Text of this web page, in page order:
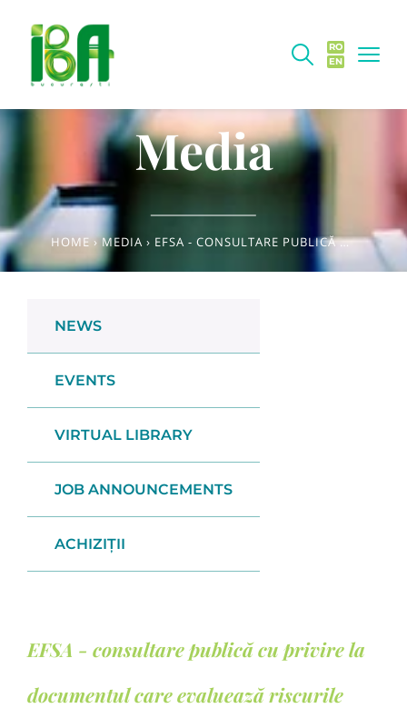
RO
EN
Media
HOME › MEDIA › EFSA - CONSULTARE PUBLICĂ CU PRIVIRE LA DOCUMENTUL CARE EVALUEAZĂ RISCURILE FOLOSIRII PRODUSELOR PENTRU PROTECȚIA PLANTELOR ASUPRA ALBINELOR
NEWS
EVENTS
VIRTUAL LIBRARY
JOB ANNOUNCEMENTS
ACHIZIȚII
EFSA - consultare publică cu privire la
documentul care evaluează riscurile